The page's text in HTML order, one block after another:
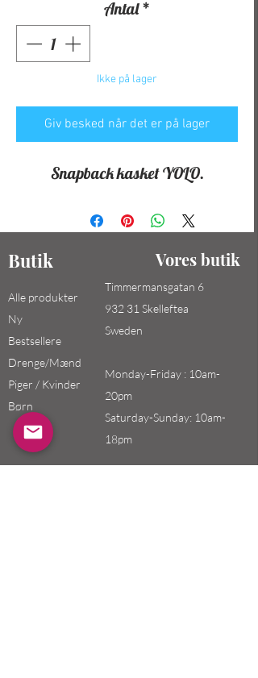
Antal *
Ikke på lager
Giv besked når det er på lager
Snapback kasket YOLO.
Butik Vores butik
Alle produkter
Ny
Bestsellere
Drenge/Mænd
Piger / Kvinder
Børn
Timmermansgatan 6
932 31 Skelleftea
Sweden
Monday-Friday : 10am-
20pm
Saturday-Sunday: 10am-
18pm